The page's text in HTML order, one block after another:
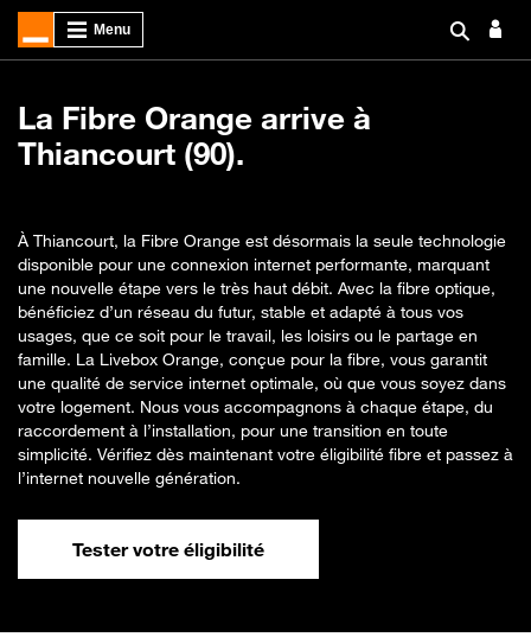
La Fibre Orange arrive à
Thiancourt (90).
À Thiancourt, la Fibre Orange est désormais la seule technologie
disponible pour une connexion internet performante, marquant
une nouvelle étape vers le très haut débit. Avec la fibre optique,
bénéficiez d’un réseau du futur, stable et adapté à tous vos
usages, que ce soit pour le travail, les loisirs ou le partage en
famille. La Livebox Orange, conçue pour la fibre, vous garantit
une qualité de service internet optimale, où que vous soyez dans
votre logement. Nous vous accompagnons à chaque étape, du
raccordement à l’installation, pour une transition en toute
simplicité. Vérifiez dès maintenant votre éligibilité fibre et passez à
l’internet nouvelle génération.
Tester votre éligibilité